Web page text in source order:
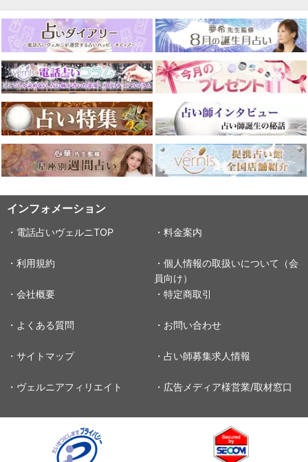
インフォメーション
・電話占いヴェルニTOP ・料金案内
・利用規約
・個人情報の取扱いについて（会
員向け）
・会社概要
・特定商取引
・よくある質問 ・お問い合わせ
・サイトマップ ・占い師募集求人情報
・ヴェルニアフィリエイト ・広告メディア様営業/取材窓口